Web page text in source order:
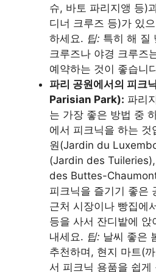
슈, 바토 파리지앵 등)
디너 크루즈 등)가 있
하세요. 팁: 특히 해 질
크루즈나 야경 크루즈
예약하는 것이 좋습니
파리 공원에서의 피크
Parisian Park): 파리
는 가장 좋은 방법 중
에서 피크닉을 하는 것
원(Jardin du
(Jardin des
des Buttes-
피크닉을 즐기기 좋은
근처 시장이나 빵집에
등을 사서 잔디밭에 앉
내세요. 팁: 날씨 좋은
추천하며, 현지 마트(
서 피크닉 용품을 쉽게